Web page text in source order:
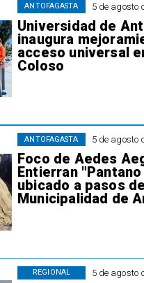
5 de agosto
Universidad de
inaugura
acceso universal
Coloso
ANTOFAGASTA
5 de agosto
Foco de Aedes
Entierran
ubicado a pasos
Municipalidad de
ANTOFAGASTA
5 de agosto
REGIONAL